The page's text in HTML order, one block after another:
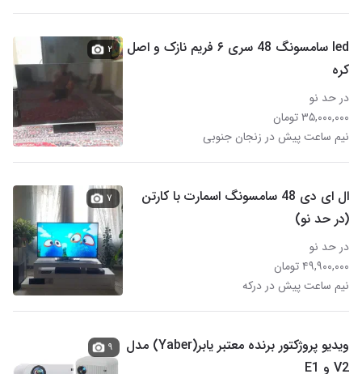
led سامسونگ 48 سری ۶ فریم نازک و اصل
کره
در حد نو
۳۵,۰۰۰,۰۰۰ تومان
نیم ساعت پیش در زنجان جنوبی
۲
ال ای دی 48 سامسونگ اسمارت با کارتن
(در حد نو)
در حد نو
۴۹,۹۰۰,۰۰۰ تومان
نیم ساعت پیش در درکه
۷
ویدیو پروژکتور برنده معتبر یابر(Yaber) مدل
V2 و E1
۹